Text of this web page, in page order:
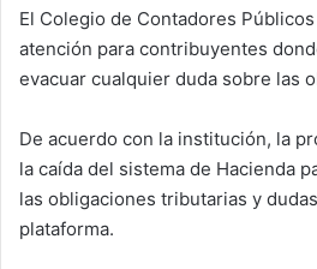
El Colegio de Contadores
atención para contribuyentes
evacuar cualquier duda sobre las
De acuerdo con la institución, la
la caída del sistema de Hacienda
las obligaciones tributarias y
plataforma.